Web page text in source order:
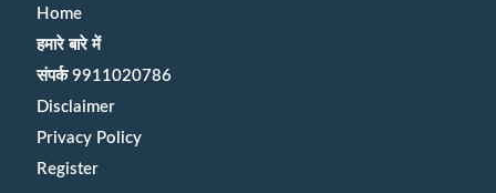
Home
हमारे बारे में
संपर्क 9911020786
Disclaimer
Privacy Policy
Register